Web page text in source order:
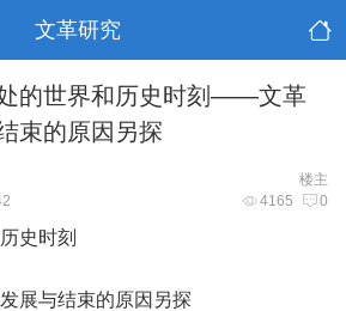
文革研究
的世界和历史时刻——文革
束的原因另探
楼主
4165 0
史时刻
与结束的原因另探